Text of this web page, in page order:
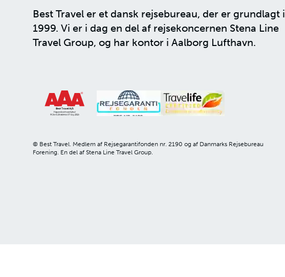
Best Travel er et dansk rejsebureau, der er grundlagt i
1999. Vi er i dag en del af rejsekoncernen Stena Line
Travel Group, og har kontor i Aalborg Lufthavn.
© Best Travel. Medlem af Rejsegarantifonden nr. 2190 og af Danmarks Rejsebureau
Forening. En del af Stena Line Travel Group.